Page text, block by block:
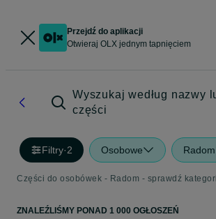
Przejdź do aplikacji
Otwieraj OLX jednym tapnięciem
Wyszukaj według nazwy
części
Filtry·2 Osobowe Radom
ZNALEŹLIŚMY PONAD 1 000 OGŁOSZEŃ